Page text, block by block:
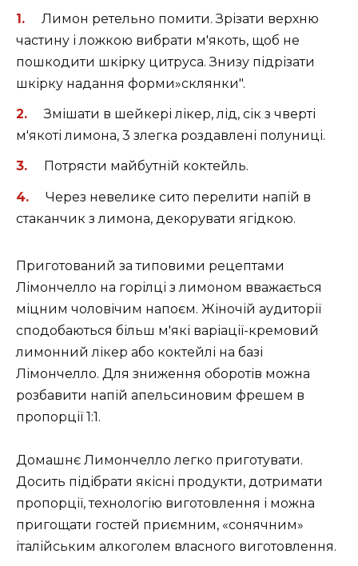
Лимон ретельно помити. Зрізати верхню
частину і ложкою вибрати м'якоть, щоб не
пошкодити шкірку цитруса. Знизу підрізати
шкірку надання форми»склянки".
Змішати в шейкері лікер, лід, сік з чверті
м'якоті лимона, 3 злегка роздавлені полуниці.
Потрясти майбутній коктейль.
Через невелике сито перелити напій в
стаканчик з лимона, декорувати ягідкою.
Приготований за типовими рецептами
Лімончелло на горілці з лимоном вважається
міцним чоловічим напоєм. Жіночій аудиторії
сподобаються більш м'які варіації-кремовий
лимонний лікер або коктейлі на базі
Лімончелло. Для зниження оборотів можна
розбавити напій апельсиновим фрешем в
пропорції 1:1.
Домашнє Лимончелло легко приготувати.
Досить підібрати якісні продукти, дотримати
пропорції, технологію виготовлення і можна
пригощати гостей приємним, «сонячним»
італійським алкоголем власного виготовлення.